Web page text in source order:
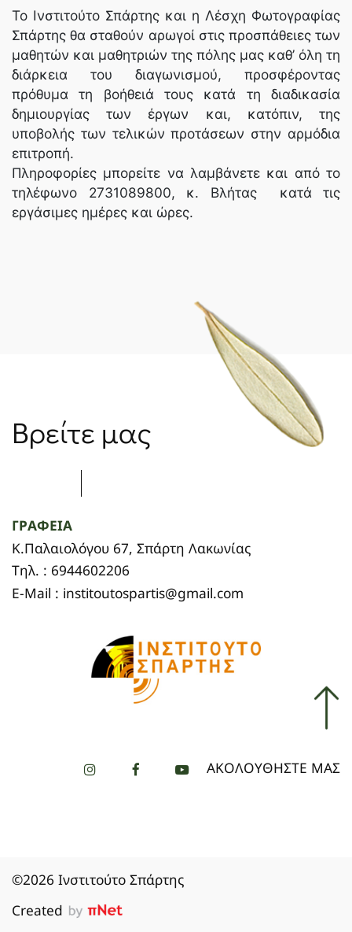
Το Ινστιτούτο Σπάρτης και η Λέσχη Φωτογραφίας
Σπάρτης θα σταθούν αρωγοί στις προσπάθειες των
μαθητών και μαθητριών της πόλης μας καθ’ όλη τη
διάρκεια του διαγωνισμού, προσφέροντας
πρόθυμα τη βοήθειά τους κατά τη διαδικασία
δημιουργίας των έργων και, κατόπιν, της
υποβολής των τελικών προτάσεων στην αρμόδια
επιτροπή.
Πληροφορίες μπορείτε να λαμβάνετε και από το
τηλέφωνο 2731089800, κ. Βλήτας κατά τις
εργάσιμες ημέρες και ώρες.
Βρείτε μας
ΓΡΑΦΕΙΑ
Κ.Παλαιολόγου 67, Σπάρτη Λακωνίας
Τηλ. : 6944602206
E-Mail : institoutospartis@gmail.com
ΑΚΟΛΟΥΘΗΣΤΕ ΜΑΣ
©2026 Ινστιτούτο Σπάρτης
Created